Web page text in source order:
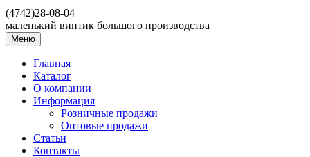
(4742)28-08-04
маленький винтик большого производства
Меню
Главная
Каталог
О компании
Информация
Розничные продажи
Оптовые продажи
Статьи
Контакты